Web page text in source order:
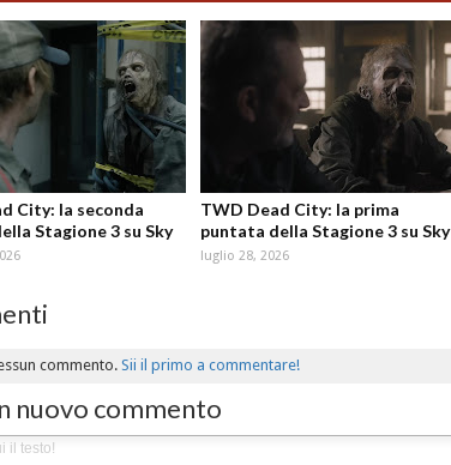
City: la seconda
Stagione 3 su Sky
TWD Dead City: la prima
puntata della Stagione 3 su Sky
luglio 28, 2026
commento.Sii il primo a commentare!
nuovo commento